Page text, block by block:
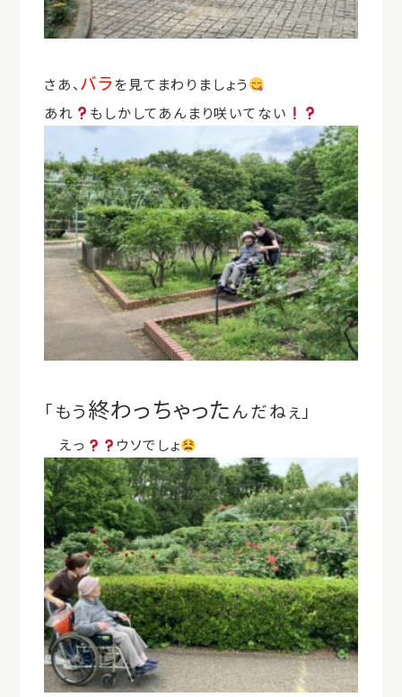
さあ、 バラを見てまわりましょう
あれ
もしかしてあんまり咲いてない
「もう終わっちゃったんだねぇ」
えっ ウソでしょ